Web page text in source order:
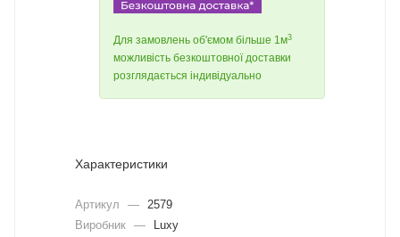
Для замовлень об'ємом більше 1м3
можливість безкоштовної доставки
розглядається індивідуально
Характеристики
Артикул —
2579
Виробник —
Luxy